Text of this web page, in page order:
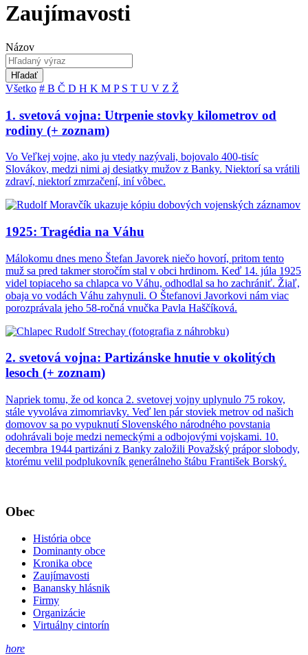
Zaujímavosti
Názov
Hľadať
Všetko # B Č D H K M P S T U V Z Ž
1. svetová vojna: Utrpenie stovky kilometrov od
rodiny (+ zoznam)
Vo Veľkej vojne, ako ju vtedy nazývali, bojovalo 400-tisíc
Slovákov, medzi nimi aj desiatky mužov z Banky. Niektorí sa vrátili
zdraví, niektorí zmrzačení, iní vôbec.
1925: Tragédia na Váhu
Málokomu dnes meno Štefan Javorek niečo hovorí, pritom tento
muž sa pred takmer storočím stal v obci hrdinom. Keď 14. júla 1925
videl topiaceho sa chlapca vo Váhu, odhodlal sa ho zachrániť. Žiaľ,
obaja vo vodách Váhu zahynuli. O Štefanovi Javorkovi nám viac
porozprávala jeho 58-ročná vnučka Pavla Haščíková.
2. svetová vojna: Partizánske hnutie v okolitých
lesoch (+ zoznam)
Napriek tomu, že od konca 2. svetovej vojny uplynulo 75 rokov,
stále vyvoláva zimomriavky. Veď len pár stoviek metrov od našich
domovov sa po vypuknutí Slovenského národného povstania
odohrávali boje medzi nemeckými a odbojovými vojskami. 10.
decembra 1944 partizáni z Banky založili Považský prápor slobody,
ktorému velil podplukovník generálneho štábu František Borský.
Obec
História obce
Dominanty obce
Kronika obce
Zaujímavosti
Banansky hlásnik
Firmy
Organizácie
Virtuálny cintorín
hore